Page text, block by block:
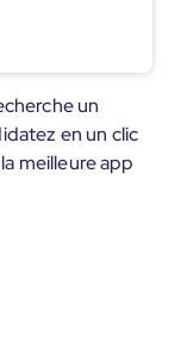
un
en un clic
meilleure app